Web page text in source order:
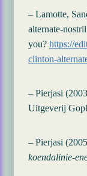
– Lamotte,
alternate-
you? https://
clinton-
– Pierjasi
Uitgeverij
– Pierjasi
koendalinie-